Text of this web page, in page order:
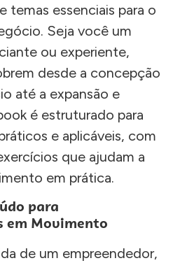
temas essenciais para o
Seja você um
ou experiente,
desde a concepção
até a expansão e
é estruturado para
e aplicáveis, com
que ajudam a
em prática.
para
em Movimento
de um empreendedor,